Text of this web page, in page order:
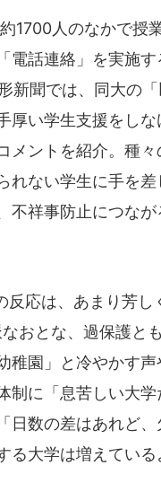
1700人のなかで授
電話連絡」を実施
新聞では、同大の
厚い学生支援をしな
メントを紹介。種
れない学生に手を差
不祥事防止につなが
応は、あまり芳し
おとな、過保護と
稚園」と冷やかす声
制に「息苦しい大学
日数の差はあれど、
る大学は増えている